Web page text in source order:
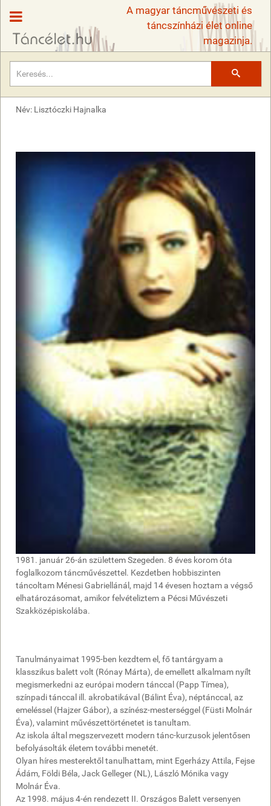
A magyar táncművészeti és
táncszínházi élet online
magazinja.
Név: Lisztóczki Hajnalka
1981. január 26-án születtem Szegeden. 8 éves korom óta
foglalkozom táncművészettel. Kezdetben hobbiszinten
táncoltam Ménesi Gabriellánál, majd 14 évesen hoztam a végső
elhatározásomat, amikor felvételiztem a Pécsi Művészeti
Szakközépiskolába.
Tanulmányaimat 1995-ben kezdtem el, fő tantárgyam a
klasszikus balett volt (Rónay Márta), de emellett alkalmam nyílt
megismerkedni az európai modern tánccal (Papp Tímea),
színpadi tánccal ill. akrobatikával (Bálint Éva), néptánccal, az
emeléssel (Hajzer Gábor), a színész-mesterséggel (Füsti Molnár
Éva), valamint művészettörténetet is tanultam.
Az iskola által megszervezett modern tánc-kurzusok jelentősen
befolyásolták életem további menetét.
Olyan híres mesterektől tanulhattam, mint Egerházy Attila, Fejse
Ádám, Földi Béla, Jack Gelleger (NL), László Mónika vagy
Molnár Éva.
Az 1998. május 4-én rendezett II. Országos Balett versenyen